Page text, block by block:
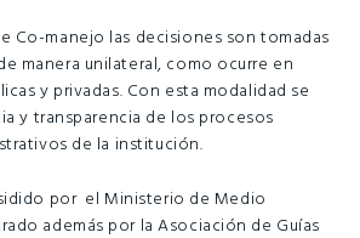
Co-manejo las decisiones son tomadas
manera unilateral, como ocurre en
y privadas. Con esta modalidad se
y transparencia de los procesos
de la institución.
por el Ministerio de Medio
además por la Asociación de Guías